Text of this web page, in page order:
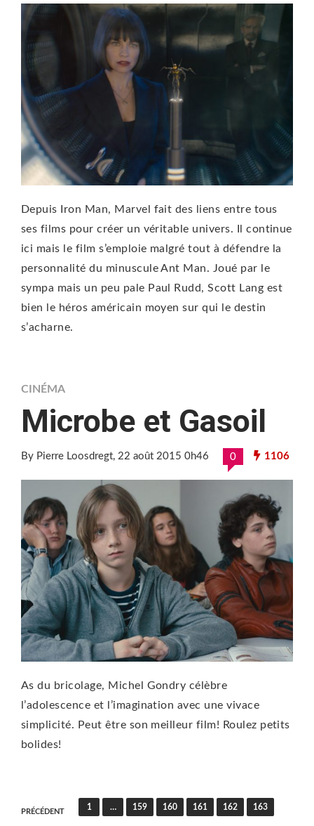
Depuis Iron Man, Marvel fait des liens entre tous
ses films pour créer un véritable univers. Il continue
ici mais le film s’emploie malgré tout à défendre la
personnalité du minuscule Ant Man. Joué par le
sympa mais un peu pale Paul Rudd, Scott Lang est
bien le héros américain moyen sur qui le destin
s’acharne.
CINÉMA
Microbe et Gasoil
By Pierre Loosdregt, 22 août 2015 0h46 0 1106
As du bricolage, Michel Gondry célèbre
l’adolescence et l’imagination avec une vivace
simplicité. Peut être son meilleur film! Roulez petits
bolides!
Pagination
PRÉCÉDENT
1 … 159 160 161 162 163